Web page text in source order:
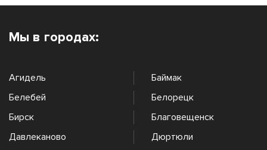
Мы в городах:
Агидель
Баймак
Белебей
Белорецк
Бирск
Благовещенск
Давлеканово
Дюртюли